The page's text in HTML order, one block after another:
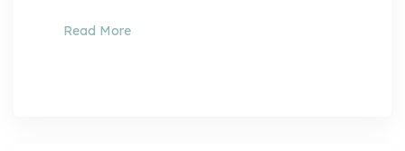
Read More